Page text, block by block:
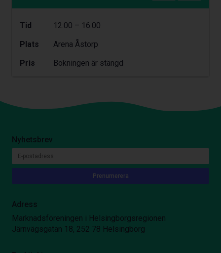
Tid
12:00 – 16:00
Plats
Arena Åstorp
Pris
Bokningen är stängd
Nyhetsbrev
Adress
Marknadsföreningen i Helsingborgsregionen
Järnvägsgatan 18, 252 78 Helsingborg